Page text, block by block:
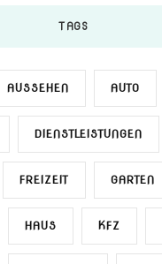
TAGS
AUSSEHEN AUTO
DIENSTLEISTUNGEN
FREIZEIT GARTEN
HAUS KFZ